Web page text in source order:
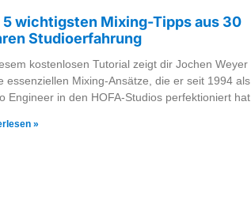
5 wichtigsten Mixing-Tipps aus 30
Studioerfahrung
kostenlosen Tutorial zeigt dir Jochen Weyer
essenziellen Mixing-Ansätze, die er seit 1994 als
Engineer in den HOFA-Studios perfektioniert hat.
»